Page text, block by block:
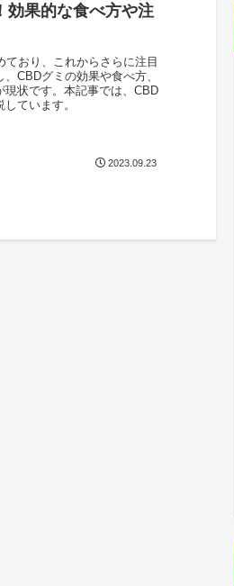
効果的な食べ方や注
おり、これからさらに注目
CBDグミの効果や食べ方、
状です。本記事では、CBD
ています。
2023.09.23